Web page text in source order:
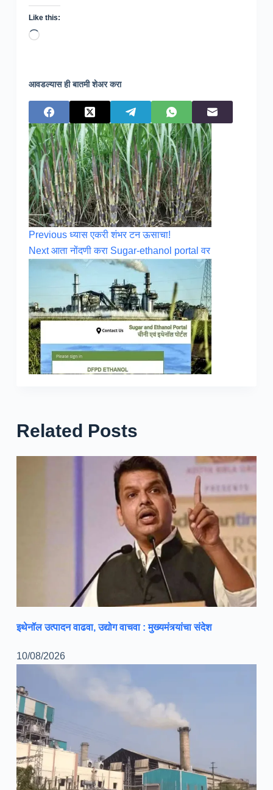
Like this:
Loading…
आवडल्यास ही बातमी शेअर करा
Previous ध्यास एकरी शंभर टन ऊसाचा!
Nextआता नोंदणी करा Sugar-ethanol portal वर
Related Posts
इथेनॉल उत्पादन वाढवा, उद्योग वाचवा : मुख्यमंत्र्यांचा संदेश
10/08/2026